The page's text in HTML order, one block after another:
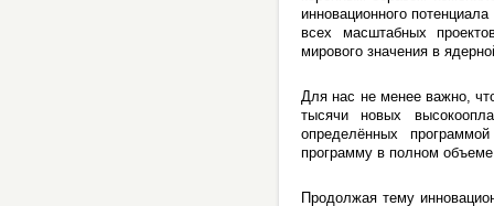
инновационного
всех масштабных
мирового значения в
Для нас не менее важно,
тысячи новых
определённых
программу в полном
Продолжая тему